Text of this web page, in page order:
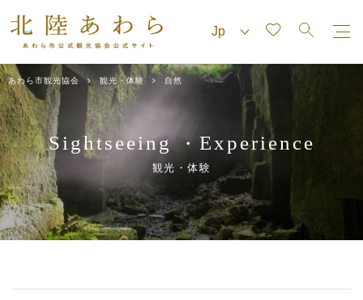
あわら市観光協会 観光・体験 自然
Sightseeing・ Experience
観光・体験